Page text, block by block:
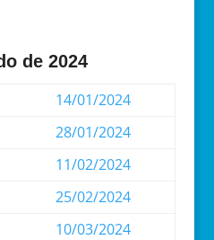
de 2024
14/01/2024
28/01/2024
11/02/2024
25/02/2024
10/03/2024